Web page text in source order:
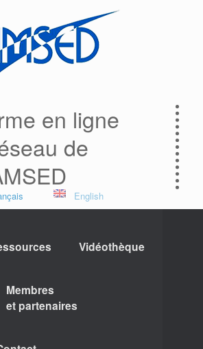
en ligne
de
English
Vidéothèque
Membres
et partenaires